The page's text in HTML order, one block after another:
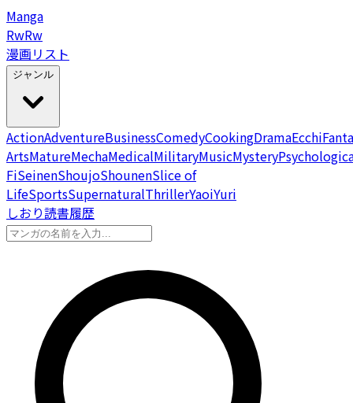
Manga
RwRw
漫画リスト
ジャンル
ActionAdventureBusinessComedyCookingDramaEcchi
ArtsMatureMechaMedicalMilitaryMusicMystery
FiSeinenShoujoShounenSlice of
LifeSportsSupernaturalThrillerYaoiYuri
しおり読書履歴